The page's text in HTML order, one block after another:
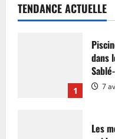
TENDANCE ACTUELLE
1
dans
7
Les